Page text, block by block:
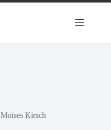
Moises Kirsch